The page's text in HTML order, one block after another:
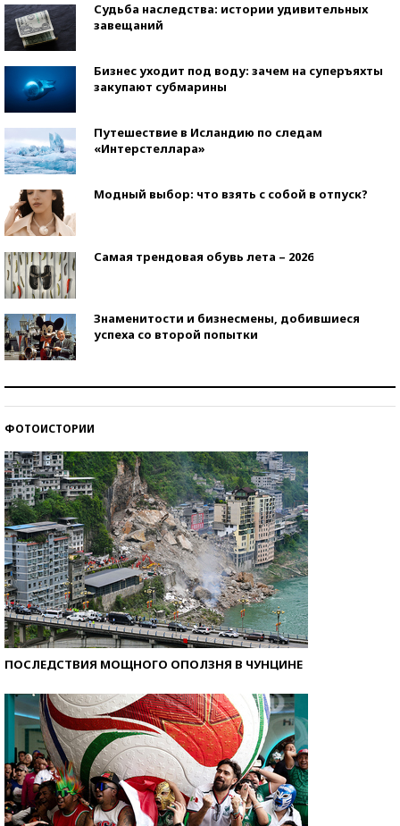
Судьба наследства: истории удивительных
завещаний
Бизнес уходит под воду: зачем на суперъяхты
закупают субмарины
Путешествие в Исландию по следам
«Интерстеллара»
Модный выбор: что взять с собой в отпуск?
Самая трендовая обувь лета – 2026
Знаменитости и бизнесмены, добившиеся
успеха со второй попытки
ФОТОИСТОРИИ
ПОСЛЕДСТВИЯ МОЩНОГО ОПОЛЗНЯ В ЧУНЦИНЕ